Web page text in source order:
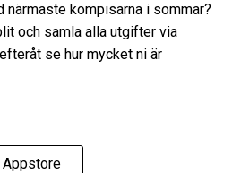
närmaste kompisarna i sommar?
och samla alla utgifter via
se hur mycket ni är
Appstore